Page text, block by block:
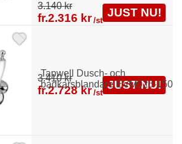
Tapwell Dusch- och
badkarsblandare EVM026-150
3.140 kr
fr.2.316 kr /st
JUST NU!
3.410 kr
fr.2.728 kr /st
JUST NU!